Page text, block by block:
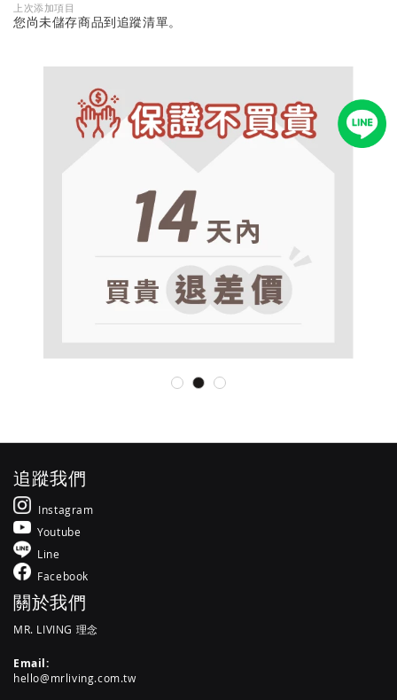
上次添加項目
您尚未儲存商品到追蹤清單。
追蹤我們
Instagram
Youtube
Line
Facebook
關於我們
MR. LIVING 理念
Email:
hello@mrliving.com.tw